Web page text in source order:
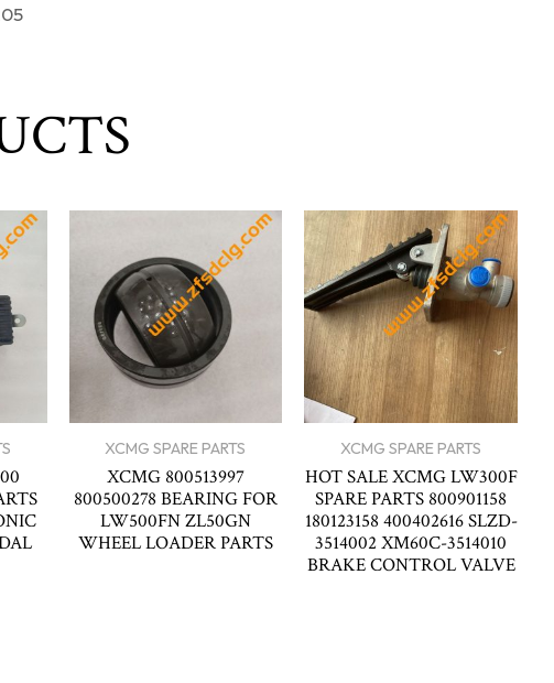
XCMG SPARE PARTS
XCMG 800513997
800500278 BEARING FOR
LW500FN ZL50GN
WHEEL LOADER PARTS
XCMG SPARE PARTS
HOT SALE XCMG LW300F
SPARE PARTS 800901158
180123158 400402616 SLZD-
3514002 XM60C-3514010
BRAKE CONTROL VALVE